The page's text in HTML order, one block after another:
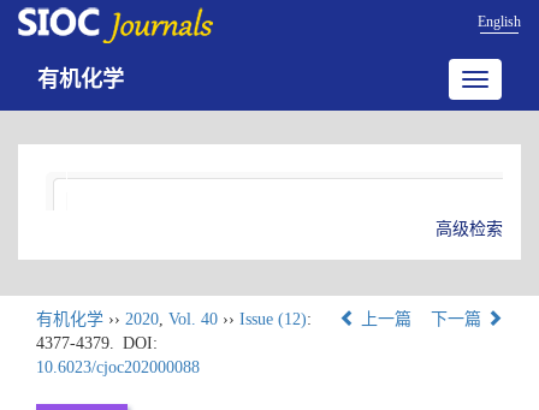
English
Toggle
有机化学
高级检索
有机化学 ›› 2020, Vol. 40 ›› Issue (12):
4377-4379. DOI:
10.6023/cjoc202000088
上一篇 下一篇